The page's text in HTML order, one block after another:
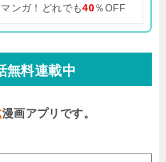
ンガ！どれでも40％OFF
無料連載中
漫画アプリです。